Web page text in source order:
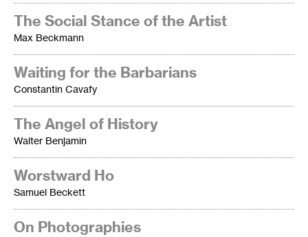
The Social Stance of the Artist
Max Beckmann
Waiting for the Barbarians
Constantin Cavafy
The Angel of History
Walter Benjamin
Worstward Ho
Samuel Beckett
On Photographies